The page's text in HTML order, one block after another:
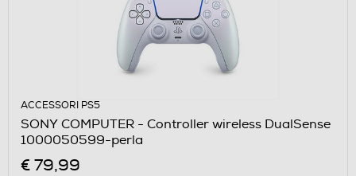
ACCESSORI PS5
SONY COMPUTER - Controller wireless DualSense
1000050599-perla
€ 79,99